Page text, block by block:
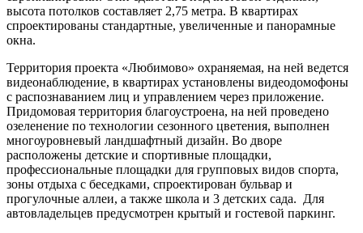
высота потолков составляет 2,75 метра. В квартирах
спроектированы стандартные, увеличенные и панорамные
окна.
Территория проекта «Любимово» охраняемая, на ней ведется
видеонаблюдение, в квартирах установлены видеодомофоны
с распознаванием лиц и управлением через приложение.
Придомовая территория благоустроена, на ней проведено
озеленение по технологии сезонного цветения, выполнен
многоуровневый ландшафтный дизайн. Во дворе
расположены детские и спортивные площадки,
профессиональные площадки для групповых видов спорта,
зоны отдыха с беседками, спроектирован бульвар и
прогулочные аллеи, а также школа и 3 детских сада. Для
автовладельцев предусмотрен крытый и гостевой паркинг.